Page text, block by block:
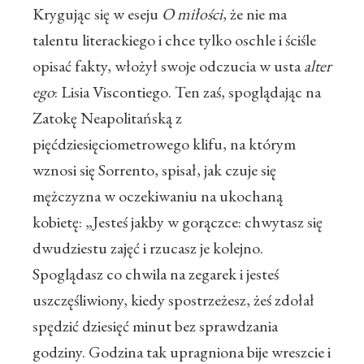
Krygując się w eseju O miłości, że nie ma
talentu literackiego i chce tylko oschle i ściśle
opisać fakty, włożył swoje odczucia w ustaalter
ego: Lisia Viscontiego. Ten zaś, spoglądając na
Zatokę Neapolitańską z
pięćdziesięciometrowego klifu, na którym
wznosi się Sorrento, spisał, jak czuje się
mężczyzna w oczekiwaniu na ukochaną
kobietę: „Jesteś jakby w gorączce: chwytasz się
dwudziestu zajęć i rzucasz je kolejno.
Spoglądasz co chwila na zegarek i jesteś
uszczęśliwiony, kiedy spostrzeżesz, żeś zdołał
spędzić dziesięć minut bez sprawdzania
godziny. Godzina tak upragniona bije wreszcie i